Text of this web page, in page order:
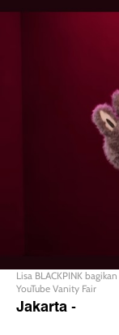
Lisa BLACKPINK
YouTube Vanity Fair
Jakarta-